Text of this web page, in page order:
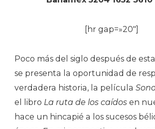
[hr gap=»20″]
Poco más del siglo después de
se presenta la oportunidad de
verdadera historia, la película
el libro La ruta de los caídos en
hace un hincapié a los sucesos